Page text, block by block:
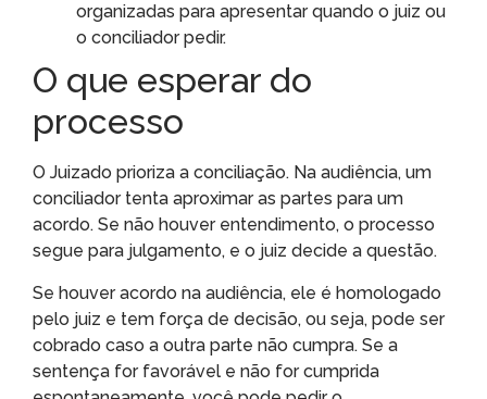
organizadas para apresentar quando o juiz ou
o conciliador pedir.
O que esperar do
processo
O Juizado prioriza a conciliação. Na audiência, um
conciliador tenta aproximar as partes para um
acordo. Se não houver entendimento, o processo
segue para julgamento, e o juiz decide a questão.
Se houver acordo na audiência, ele é homologado
pelo juiz e tem força de decisão, ou seja, pode ser
cobrado caso a outra parte não cumpra. Se a
sentença for favorável e não for cumprida